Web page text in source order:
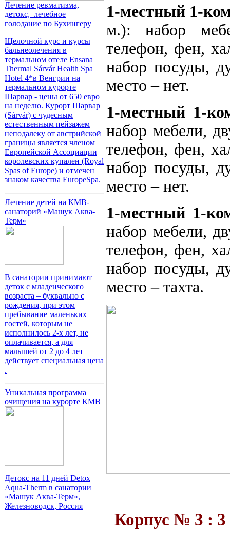
Лечение ревматизма,
детокс, лечебное
голодание по Бухингеру
Щелочной курс и курсы
бальнеолечения в
термальном отеле Ensana
Thermal Sárvár Health Spa
Hotel 4*в Венгрии на
термальном курорте
Шарвар - цены от 650 евро
на неделю. Курорт Шарвар
(Sárvár) с чудесным
естественным пейзажем
неподалеку от австрийской
границы является членом
Европейской Ассоциации
королевских купален (Royal
Spas of Europe) и отмечен
знаком качества EuropeSpa.
Лечение детей на КМВ-
санаторий «Машук Аква-
Терм»
В санатории принимают
деток с младенческого
возраста – буквально с
рождения, при этом
пребывание маленьких
гостей, которым не
исполнилось 2-х лет, не
оплачивается, а для
малышей от 2 до 4 лет
действует специальная цена
.
Уникальная программа
очищения на курорте КМВ
Детокс на 11 дней Detox
Aqua-Therm в санатории
«Машук Аква-Терм»,
Железноводск, Россия
1-местный 1-
м.): набор
телефон, фен,
набор посуды,
место – нет.
1-местный 1-
набор мебели,
телефон, фен,
набор посуды,
место – нет.
1-местный 1-
набор мебели,
телефон, фен,
набор посуды,
место – тахта.
Корпус № 3 :